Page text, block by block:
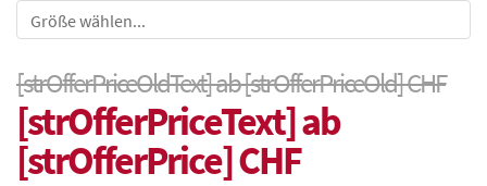
Größe
[strOfferPriceOldText] ab [strOfferPriceOld] CHF
[strOfferPriceText] ab
[strOfferPrice] CHF